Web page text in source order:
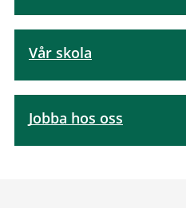
Vår skola
Jobba hos oss